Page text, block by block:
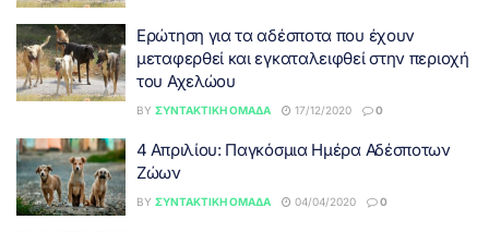
Ερώτηση για τα αδέσποτα που έχουν
μεταφερθεί και εγκαταλειφθεί στην περιοχή
του Αχελώου
BY ΣΥΝΤΑΚΤΙΚΉ ΟΜΆΔΑ 17/12/2020 0
4 Απριλίου: Παγκόσμια Ημέρα Αδέσποτων
Ζώων
BY ΣΥΝΤΑΚΤΙΚΉ ΟΜΆΔΑ 04/04/2020 0